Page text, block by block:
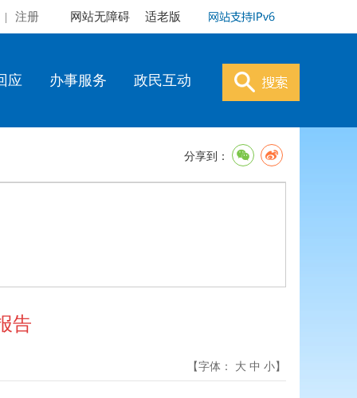
网站无障碍 适老版
| 注册
应 办事服务 政民互动
分享到：
告
【字体： 大 中 小】